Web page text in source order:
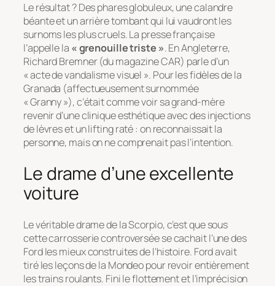
Le résultat ? Des phares globuleux, une calandre
béante et un arrière tombant qui lui vaudront les
surnoms les plus cruels. La presse française
l’appelle la « grenouille triste ». En Angleterre,
Richard Bremner (du magazineCAR) parle d’un
« acte de vandalisme visuel ». Pour les fidèles de la
Granada (affectueusement surnommée
« Granny »), c’était comme voir sa grand-mère
revenir d’une clinique esthétique avec des injections
de lèvres et un lifting raté : on reconnaissait la
personne, mais on ne comprenait pas l’intention.
Le drame d’une excellente
voiture
Le véritable drame de la Scorpio, c’est que sous
cette carrosserie controversée se cachait l’une des
Ford les mieux construites de l’histoire. Ford avait
tiré les leçons de la Mondeo pour revoir entièrement
les trains roulants. Fini le flottement et l’imprécision